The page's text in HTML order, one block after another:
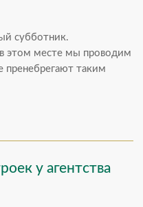
субботник.
этом месте мы проводим
пренебрегают таким
у агентства